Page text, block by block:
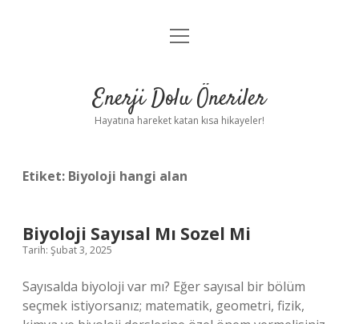
Anasayfa
Yasal Uyarı
menüyü
Enerji Dolu Öneriler
Hayatına hareket katan kısa hikayeler!
Etiket: Biyoloji hangi alan
Biyoloji Sayısal Mı Sozel Mi
Tarih: Şubat 3, 2025
Sayısalda biyoloji var mı? Eğer sayısal bir bölüm
seçmek istiyorsanız; matematik, geometri, fizik,